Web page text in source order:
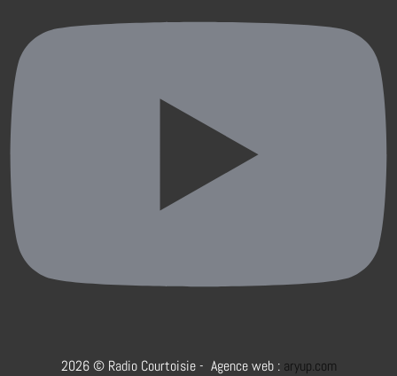
2026 © Radio Courtoisie - Agence web : aryup.com